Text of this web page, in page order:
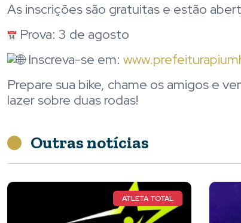
As inscrições são gratuitas e estão
Prova: 3 de agosto
Inscreva-se em:
Prepare sua bike, chame os amigos e
lazer sobre duas rodas!
Outras notícias
ATLETA TOTAL